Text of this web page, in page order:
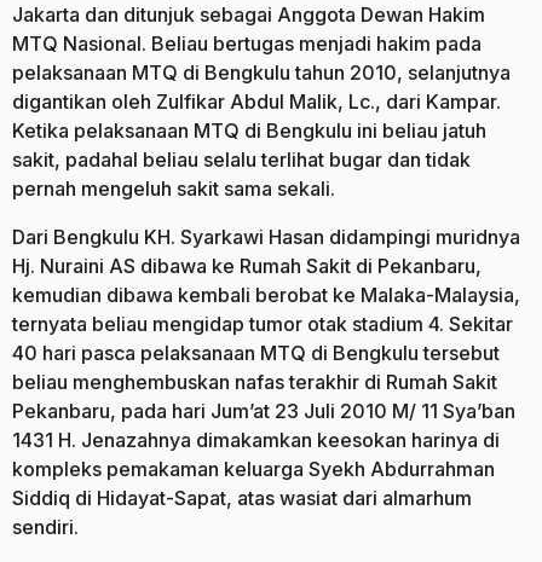
Jakarta dan ditunjuk sebagai Anggota Dewan Hakim
MTQ Nasional. Beliau bertugas menjadi hakim pada
pelaksanaan MTQ di Bengkulu tahun 2010, selanjutnya
digantikan oleh Zulfikar Abdul Malik, Lc., dari Kampar.
Ketika pelaksanaan MTQ di Bengkulu ini beliau jatuh
sakit, padahal beliau selalu terlihat bugar dan tidak
pernah mengeluh sakit sama sekali.
Dari Bengkulu KH. Syarkawi Hasan didampingi muridnya
Hj. Nuraini AS dibawa ke Rumah Sakit di Pekanbaru,
kemudian dibawa kembali berobat ke Malaka-Malaysia,
ternyata beliau mengidap tumor otak stadium 4. Sekitar
40 hari pasca pelaksanaan MTQ di Bengkulu tersebut
beliau menghembuskan nafas terakhir di Rumah Sakit
Pekanbaru, pada hari Jum’at 23 Juli 2010 M/ 11 Sya’ban
1431 H. Jenazahnya dimakamkan keesokan harinya di
kompleks pemakaman keluarga Syekh Abdurrahman
Siddiq di Hidayat-Sapat, atas wasiat dari almarhum
sendiri.